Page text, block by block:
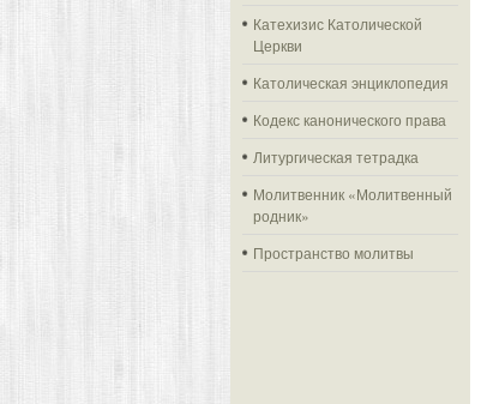
Катехизис Католической
Церкви
Католическая энциклопедия
Кодекс канонического права
Литургическая тетрадка
Молитвенник «Молитвенный
родник»
Пространство молитвы